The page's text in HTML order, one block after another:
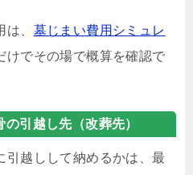
、 墓じまい費用シミュレ
けでその場で概算を確認で
引越し先（改葬先）
引越しして納めるかは、最